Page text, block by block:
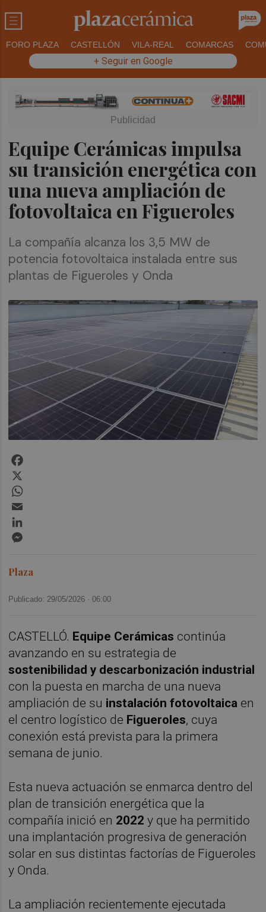
FORO PLAZA CASTELLÓN VILA-REAL COMARCAS
+ Seguir en Google
Equipe Cerámicas impulsa
su transición energética con
una nueva ampliación de
fotovoltaica en Figueroles
La compañía alcanza los 3,5 MW de
potencia fotovoltaica instalada entre sus
plantas de Figueroles y Onda
Plaza
Publicado: 29/05/2026 ·06:00
CASTELLÓ. Equipe Cerámicas continúa
avanzando en su estrategia de
sostenibilidad y descarbonización industrial
con la puesta en marcha de una nueva
ampliación de su instalación fotovoltaica en
el centro logístico de Figueroles, cuya
conexión está prevista para la primera
semana de junio.
Esta nueva actuación se enmarca dentro del
plan de transición energética que la
compañía inició en 2022 y que ha permitido
una implantación progresiva de generación
solar en sus distintas factorías de Figueroles
y Onda.
La ampliación recientemente ejecutada